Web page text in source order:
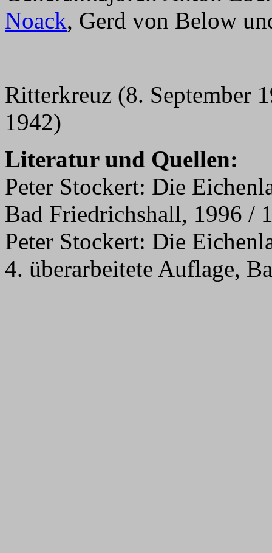
Noack, Gerd von Below
Ritterkreuz (8. September
1942)
Literatur und Quellen:
Peter Stockert: Die
Bad Friedrichshall, 1996 /
Peter Stockert: Die
4. überarbeitete Auflage,